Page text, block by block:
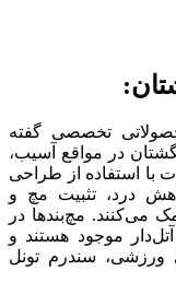
تخصصی گفته
در مواقع آسیب،
با استفاده از طراحی
درد، تثبیت مچ و
می‌کنند. مچ‌بندها در
موجود هستند و
سندرم تونل